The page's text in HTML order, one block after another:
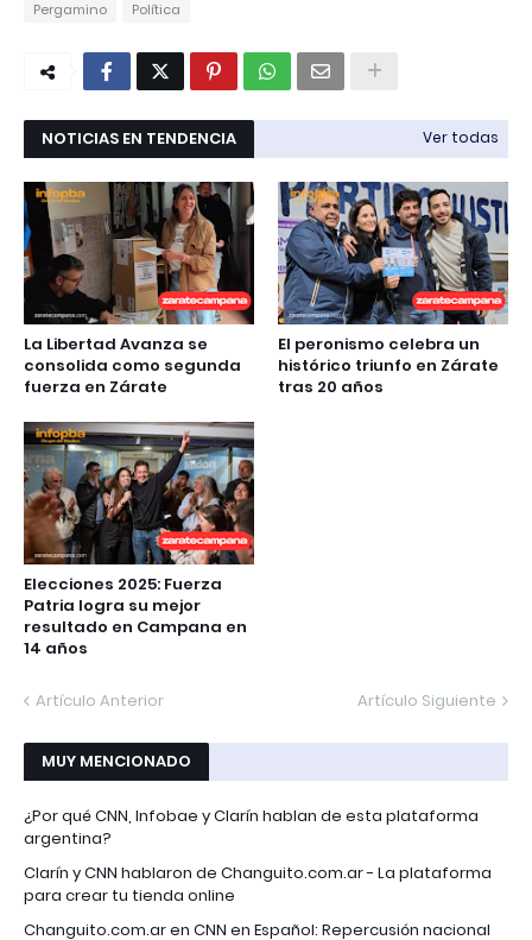
Pergamino
Política
NOTICIAS EN TENDENCIA Ver todas
La Libertad Avanza se
consolida como segunda
fuerza en Zárate
El peronismo celebra un
histórico triunfo en Zárate
tras 20 años
Elecciones 2025: Fuerza
Patria logra su mejor
resultado en Campana en
14 años
Artículo Anterior Artículo Siguiente
MUY MENCIONADO
¿Por qué CNN, Infobae y Clarín hablan de esta plataforma
argentina?
Clarín y CNN hablaron de Changuito.com.ar - La plataforma
para crear tu tienda online
Changuito.com.ar en CNN en Español: Repercusión nacional